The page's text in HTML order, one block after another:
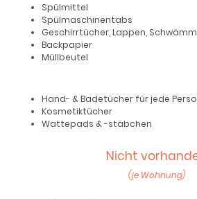
Spülmittel
Spülmaschinentabs
Geschirrtücher, Lappen,
Backpapier
Müllbeutel
Hand- & Badetücher für jede
Kosmetiktücher
Wattepads & -stäbchen
Nicht
(je Wohnung)